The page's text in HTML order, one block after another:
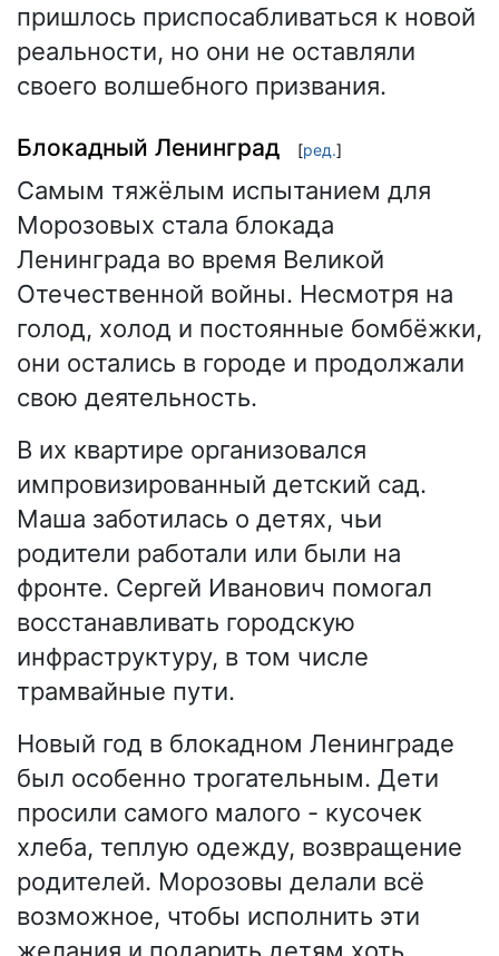
пришлось приспосабливаться к новой
реальности, но они не оставляли
своего волшебного призвания.
Блокадный Ленинград [ред.]
Самым тяжёлым испытанием для
Морозовых стала блокада
Ленинграда во время Великой
Отечественной войны. Несмотря на
голод, холод и постоянные бомбёжки,
они остались в городе и продолжали
свою деятельность.
В их квартире организовался
импровизированный детский сад.
Маша заботилась о детях, чьи
родители работали или были на
фронте. Сергей Иванович помогал
восстанавливать городскую
инфраструктуру, в том числе
трамвайные пути.
Новый год в блокадном Ленинграде
был особенно трогательным. Дети
просили самого малого - кусочек
хлеба, теплую одежду, возвращение
родителей. Морозовы делали всё
возможное, чтобы исполнить эти